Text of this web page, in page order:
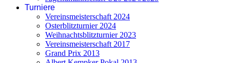
Turniere
Vereinsmeisterschaft 2024
Osterblitzturnier 2024
Weihnachtsblitzturnier 2023
Vereinsmeisterschaft 2017
Grand Prix 2013